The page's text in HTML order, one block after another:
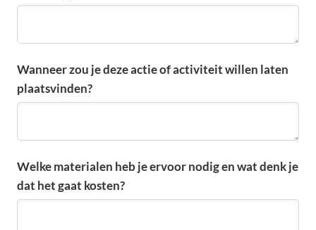
Wanneer zou je deze actie of activiteit willen laten
plaatsvinden?
Welke materialen heb je ervoor nodig en wat denk je
dat het gaat kosten?